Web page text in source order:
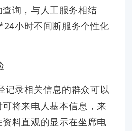
询，与人工服务相结
小时不间断服务个性化
记录相关信息的群众可以
将来电人基本信息，来
料直观的显示在坐席电